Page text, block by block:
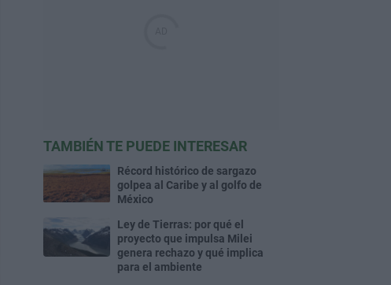
TAMBIÉN TE PUEDE INTERESAR
Récord histórico de sargazo
golpea al Caribe y al golfo de
México
Ley de Tierras: por qué el
proyecto que impulsa Milei
genera rechazo y qué implica
para el ambiente